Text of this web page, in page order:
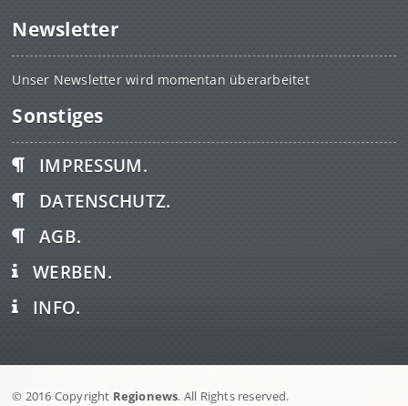
Newsletter
Unser Newsletter wird momentan überarbeitet
Sonstiges
IMPRESSUM.
DATENSCHUTZ.
AGB.
WERBEN.
INFO.
© 2016 Copyright Regionews. All Rights reserved.